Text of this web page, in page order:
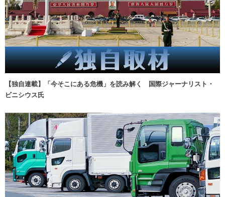
【独自連載】「今そこにある危機」を読み解く 国際ジャーナリスト・
ビニシウス氏